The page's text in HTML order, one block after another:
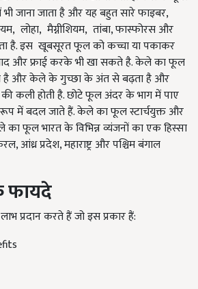
जाना जाता है और यह बहुत सारे फाइबर,
लोहा, मैग्नीशियम, तांबा, फास्फोरस और
है. इस खूबसूरत फूल को कच्चा या पकाकर
और फ्राई करके भी खा सकते है. केले का फूल
है और केले के गुच्छा के अंत से बढ़ता है और
कली होती है. छोटे फूल अंदर के भाग में पाए
में बदल जाते हैं. केले का फूल स्टार्चयुक्त और
का फूल भारत के विभिन्न व्यंजनों का एक हिस्सा
आंध्र प्रदेश, महाराष्ट्र और पश्चिम बंगाल
प्रदान करते हैं जो इस प्रकार हैं: